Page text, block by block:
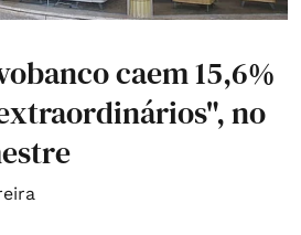
caem 15,6%
no